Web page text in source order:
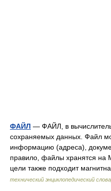
ФАЙЛ — ФАЙЛ, в
сохраняемых данных. Файл
информацию (адреса),
правило, файлы хранятся
цели также подходит
технический энциклопедический